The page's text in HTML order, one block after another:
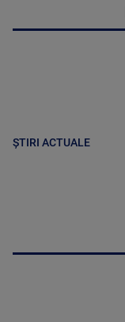
ȘTIRI ACTUALE